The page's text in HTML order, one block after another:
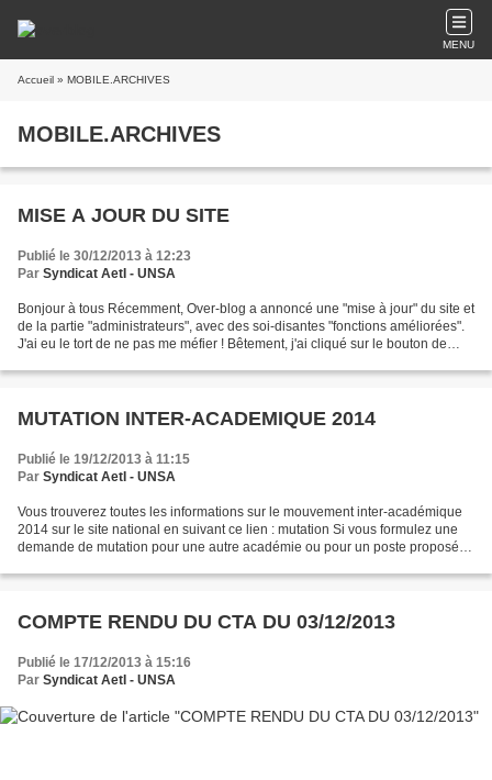
MENU
Accueil » MOBILE.ARCHIVES
MOBILE.ARCHIVES
MISE A JOUR DU SITE
Publié le 30/12/2013 à 12:23
Par Syndicat AetI - UNSA
Bonjour à tous Récemment, Over-blog a annoncé une "mise à jour" du site et
de la partie "administrateurs", avec des soi-disantes "fonctions améliorées".
J'ai eu le tort de ne pas me méfier ! Bêtement, j'ai cliqué sur le bouton de
MUTATION INTER-ACADEMIQUE 2014
Publié le 19/12/2013 à 11:15
Par Syndicat AetI - UNSA
Vous trouverez toutes les informations sur le mouvement inter-académique
2014 sur le site national en suivant ce lien : mutation Si vous formulez une
demande de mutation pour une autre académie ou pour un poste proposé
COMPTE RENDU DU CTA DU 03/12/2013
Publié le 17/12/2013 à 15:16
Par Syndicat AetI - UNSA